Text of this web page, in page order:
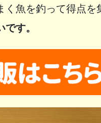
魚を釣って得点を
す。